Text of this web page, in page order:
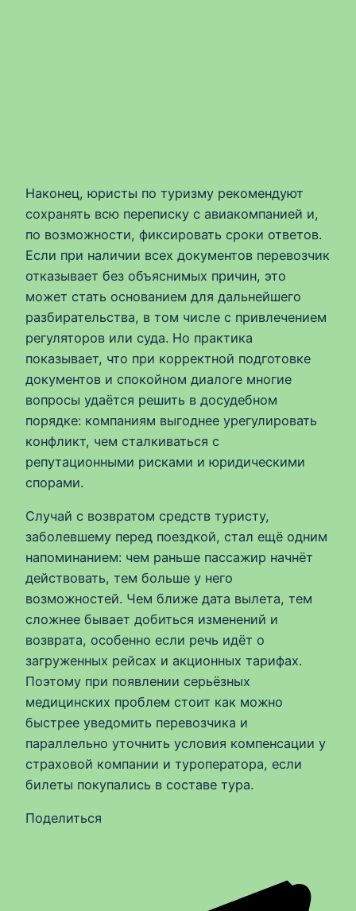
Наконец, юристы по туризму рекомендуют
сохранять всю переписку с авиакомпанией и,
по возможности, фиксировать сроки ответов.
Если при наличии всех документов перевозчик
отказывает без объяснимых причин, это
может стать основанием для дальнейшего
разбирательства, в том числе с привлечением
регуляторов или суда. Но практика
показывает, что при корректной подготовке
документов и спокойном диалоге многие
вопросы удаётся решить в досудебном
порядке: компаниям выгоднее урегулировать
конфликт, чем сталкиваться с
репутационными рисками и юридическими
спорами.
Случай с возвратом средств туристу,
заболевшему перед поездкой, стал ещё одним
напоминанием: чем раньше пассажир начнёт
действовать, тем больше у него
возможностей. Чем ближе дата вылета, тем
сложнее бывает добиться изменений и
возврата, особенно если речь идёт о
загруженных рейсах и акционных тарифах.
Поэтому при появлении серьёзных
медицинских проблем стоит как можно
быстрее уведомить перевозчика и
параллельно уточнить условия компенсации у
страховой компании и туроператора, если
билеты покупались в составе тура.
Поделиться